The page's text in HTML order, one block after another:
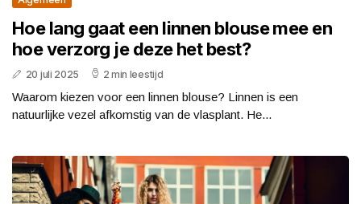
Hoe lang gaat een linnen blouse mee en
hoe verzorg je deze het best?
20 juli 2025 2 min leestijd
Waarom kiezen voor een linnen blouse? Linnen is een
natuurlijke vezel afkomstig van de vlasplant. He...